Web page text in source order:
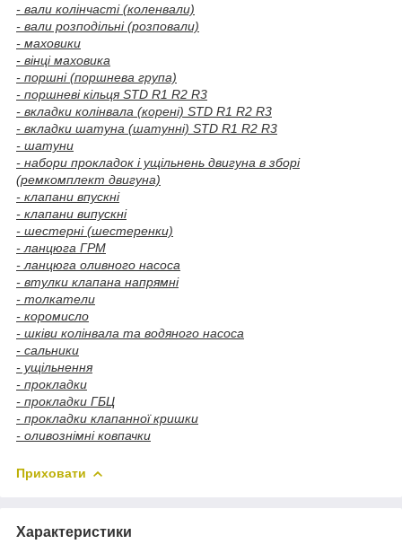
- вали колінчасті (коленвали)
- вали розподільні (розповали)
- маховики
- вінці маховика
- поршні (поршнева група)
- поршневі кільця STD R1 R2 R3
- вкладки колінвала (корені) STD R1 R2 R3
- вкладки шатуна (шатунні) STD R1 R2 R3
- шатуни
- набори прокладок і ущільнень двигуна в зборі
(ремкомплект двигуна)
- клапани впускні
- клапани випускні
- шестерні (шестеренки)
- ланцюга ГРМ
- ланцюга оливного насоса
- втулки клапана напрямні
- толкатели
- коромисло
- шківи колінвала та водяного насоса
- сальники
- ущільнення
- прокладки
- прокладки ГБЦ
- прокладки клапанної кришки
- оливознімні ковпачки
Приховати
Характеристики